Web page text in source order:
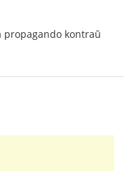
propagando kontraŭ